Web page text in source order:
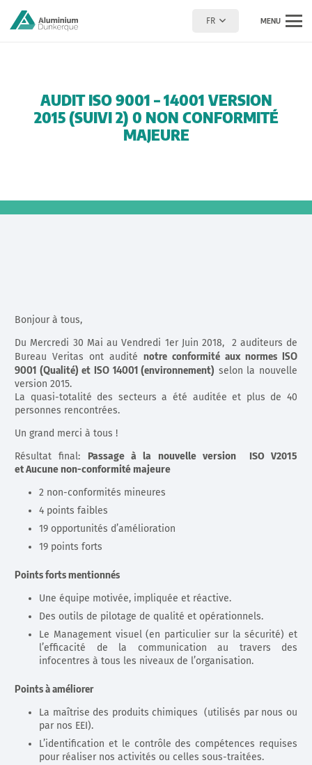
FR MENU
AUDIT ISO 9001 – 14001 VERSION
2015 (SUIVI 2) 0 NON CONFORMITÉ
MAJEURE
Bonjour à tous,
Du Mercredi 30 Mai au Vendredi 1er Juin 2018, 2 auditeurs de
Bureau Veritas ont audité notre conformité aux normes ISO
9001 (Qualité) et ISO 14001 (environnement) selon la nouvelle
version 2015.
La quasi-totalité des secteurs a été auditée et plus de 40
personnes rencontrées.
Un grand merci à tous !
Résultat final: Passage à la nouvelle version ISO V2015
et Aucune non-conformité majeure
2 non-conformités mineures
4 points faibles
19 opportunités d’amélioration
19 points forts
Points forts mentionnés
Une équipe motivée, impliquée et réactive.
Des outils de pilotage de qualité et opérationnels.
Le Management visuel (en particulier sur la sécurité) et
l’efficacité de la communication au travers des
infocentres à tous les niveaux de l’organisation.
Points à améliorer
La maîtrise des produits chimiques (utilisés par nous ou
par nos EEI).
L’identification et le contrôle des compétences requises
pour réaliser nos activités ou celles sous-traitées.